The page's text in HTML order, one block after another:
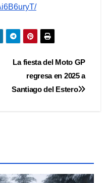
La fiesta del Moto GP
regresa en 2025 a
Santiago del Estero